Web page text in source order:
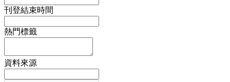
刊登結束時間
熱門標籤
資料來源